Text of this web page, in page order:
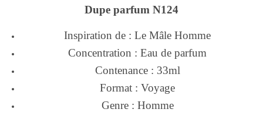
Dupe parfum N124
Inspiration de : Le Mâle Homme
Concentration : Eau de parfum
Contenance : 33ml
Format : Voyage
Genre : Homme